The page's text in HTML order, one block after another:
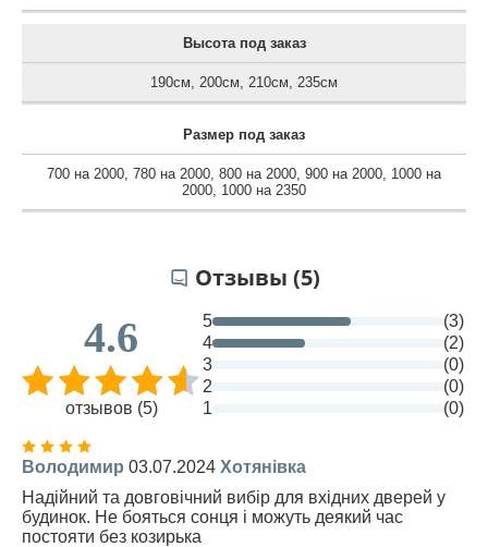
Высота под заказ
190см 200см 210см 235см
Размер под заказ
700 на 2000 780 на 2000 800 на 2000 900 на 2000 1000 на
2000 1000 на 2350
Отзывы (5)
4.6
отзывов (5)
5
(3)
4
(2)
3
(0)
2
(0)
1
(0)
Володимир 03.07.2024 Хотянівка
Надійний та довговічний вибір для вхідних дверей у
будинок. Не бояться сонця і можуть деякий час
постояти без козирька